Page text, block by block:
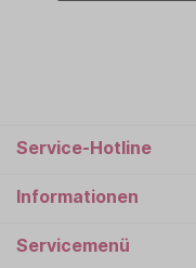
Service-Hotline
Informationen
Servicemenü